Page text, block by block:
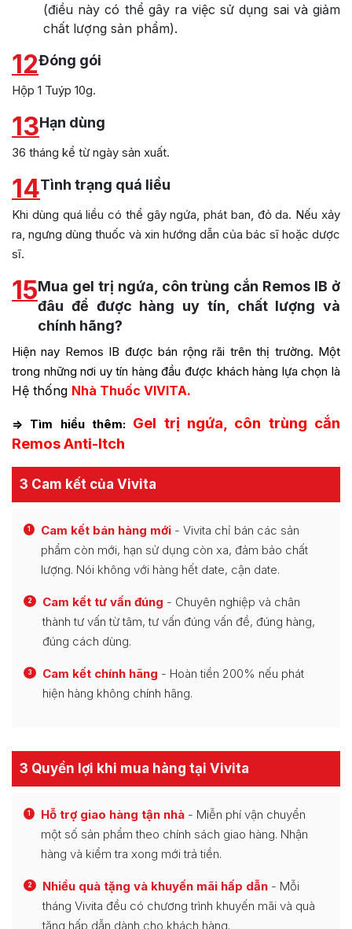
(điều này có thể gây ra việc sử dụng sai và giảm
chất lượng sản phẩm).
12Đóng gói
Hộp 1 Tuýp 10g.
13Hạn dùng
36 tháng kể từ ngày sản xuất.
14Tình trạng quá liều
Khi dùng quá liều có thể gây ngứa, phát ban, đỏ da. Nếu xảy
ra, ngưng dùng thuốc và xin hướng dẫn của bác sĩ hoặc dược
sĩ.
15Mua gel trị ngứa, côn trùng cắn Remos IB ở
đâu để được hàng uy tín, chất lượng và
chính hãng?
Hiện nay Remos IB được bán rộng rãi trên thị trường. Một
trong những nơi uy tín hàng đầu được khách hàng lựa chọn là
Hệ thống Nhà Thuốc VIVITA.
=> Tìm hiểu thêm: Gel trị ngứa, côn trùng cắn
Remos Anti-Itch
3 Cam kết của Vivita
1 Cam kết bán hàng mới - Vivita chỉ bán các sản
phẩm còn mới, hạn sử dụng còn xa, đảm bảo chất
lượng. Nói không với hàng hết date, cận date.
2 Cam kết tư vấn đúng - Chuyên nghiệp và chân
thành tư vấn từ tâm, tư vấn đúng vấn đề, đúng hàng,
đúng cách dùng.
3 Cam kết chính hãng - Hoàn tiền 200% nếu phát
hiện hàng không chính hãng.
3 Quyền lợi khi mua hàng tại Vivita
1 Hỗ trợ giao hàng tận nhà - Miễn phí vận chuyển
một số sản phẩm theo chính sách giao hàng. Nhận
hàng và kiểm tra xong mới trả tiền.
2 Nhiều quà tặng và khuyến mãi hấp dẫn - Mỗi
tháng Vivita đều có chương trình khuyến mãi và quà
tặng hấp dẫn dành cho khách hàng.